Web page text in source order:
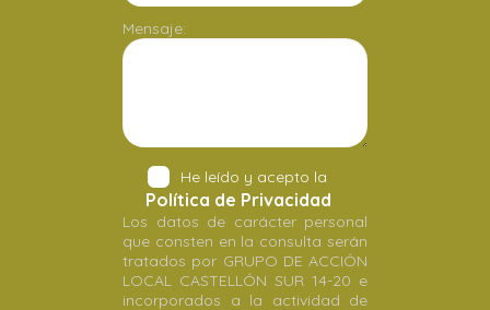
Mensaje:
He leído y acepto la
Política de Privacidad
Los datos de carácter personal
que consten en la consulta serán
tratados por GRUPO DE ACCIÓN
LOCAL CASTELLÓN SUR 14-20 e
incorporados a la actividad de